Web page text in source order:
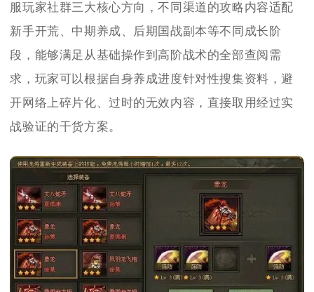
服玩家社群三大核心方向，不同渠道的攻略内容适配
新手开荒、中期养成、后期国战副本等不同成长阶
段，能够满足从基础操作到高阶战术的全部查阅需
求，玩家可以根据自身养成进度针对性搜集资料，避
开网络上碎片化、过时的无效内容，直接取用经过实
战验证的干货方案。